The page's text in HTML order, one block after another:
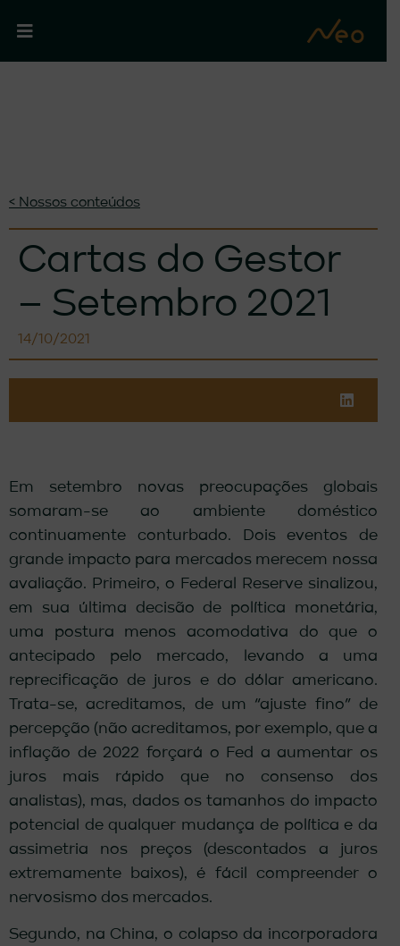
< Nossos conteúdos
Cartas do Gestor
– Setembro 2021
14/10/2021
Em setembro novas preocupações globais
somaram-se ao ambiente doméstico
continuamente conturbado. Dois eventos de
grande impacto para mercados merecem nossa
avaliação. Primeiro, o Federal Reserve sinalizou,
em sua última decisão de política monetária,
uma postura menos acomodativa do que o
antecipado pelo mercado, levando a uma
reprecificação de juros e do dólar americano.
Trata-se, acreditamos, de um “ajuste fino” de
percepção (não acreditamos, por exemplo, que a
inflação de 2022 forçará o Fed a aumentar os
juros mais rápido que no consenso dos
analistas), mas, dados os tamanhos do impacto
potencial de qualquer mudança de política e da
assimetria nos preços (descontados a juros
extremamente baixos), é fácil compreender o
nervosismo dos mercados.
Segundo, na China, o colapso da incorporadora